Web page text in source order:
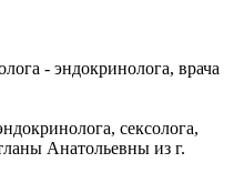
- эндокринолога, врача
сексолога,
Анатольевны из г.